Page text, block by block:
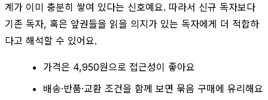
계가 이미 충분히 쌓여 있다는 신호예요. 따라서 신규 독자보다
기존 독자, 혹은 앞권들을 읽을 의지가 있는 독자에게 더 적합하
다고 해석할 수 있어요.
가격은 4,950원으로 접근성이 좋아요
배송·반품·교환 조건을 함께 보면 묶음 구매에 유리해요